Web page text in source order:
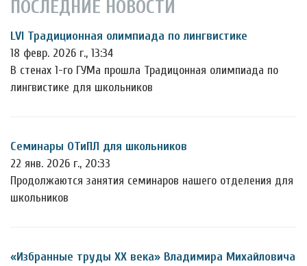
ПОСЛЕДНИЕ НОВОСТИ
LVI Традиционная олимпиада по лингвистике
18 февр. 2026 г., 13:34
В стенах 1-го ГУМа прошла Традицонная олимпиада по
лингвистике для школьников
Семинары ОТиПЛ для школьников
22 янв. 2026 г., 20:33
Продолжаются занятия семинаров нашего отделения для
школьников
«Избранные труды ХХ века» Владимира Михайловича